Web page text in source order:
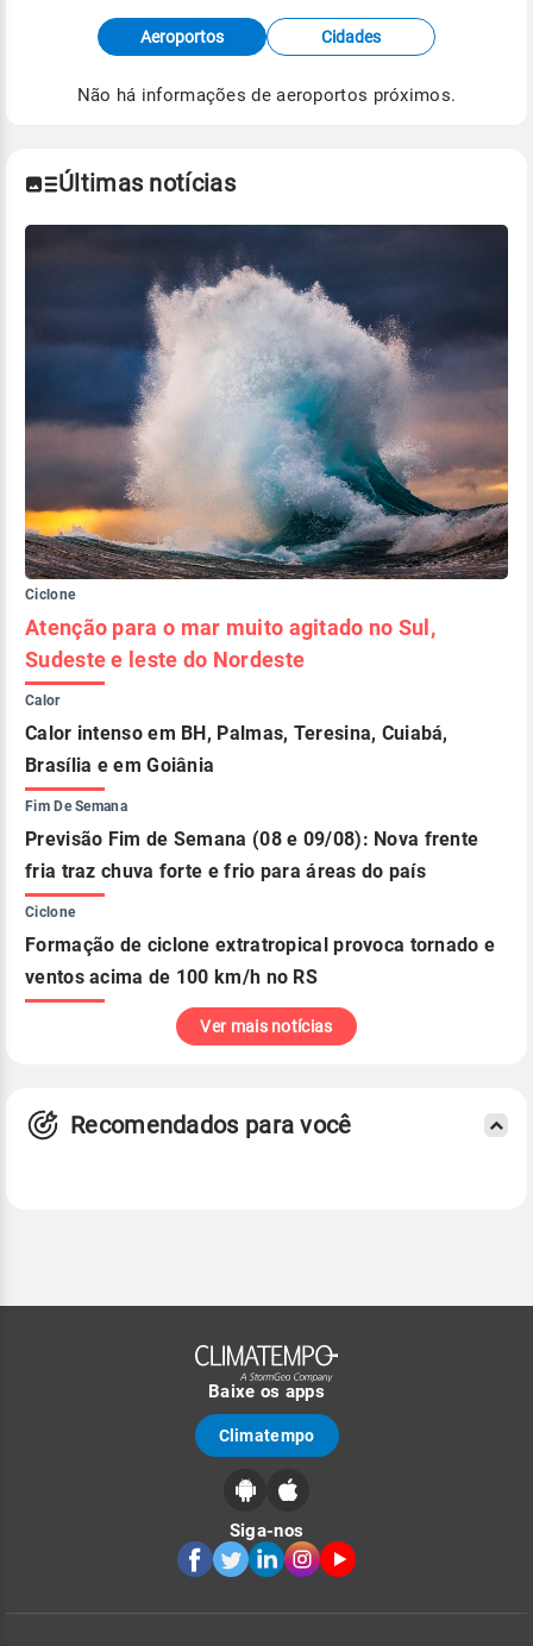
Fonte: dados combinados de estações
meteorológicas e satélite do Centro de Previsão
de Tempo e Estudos Climáticos (CPTEC).
Aeroportos Cidades
Não há informações de aeroportos próximos.
Últimas notícias
Ciclone
Atenção para o mar muito agitado no Sul,
Sudeste e leste do Nordeste
Calor
Calor intenso em BH, Palmas, Teresina, Cuiabá,
Brasília e em Goiânia
Fim De Semana
Previsão Fim de Semana (08 e 09/08): Nova frente
fria traz chuva forte e frio para áreas do país
Ciclone
Formação de ciclone extratropical provoca tornado e
ventos acima de 100 km/h no RS
Ver mais notícias
Recomendados para você
Baixe os apps
Climatempo
Siga-nos